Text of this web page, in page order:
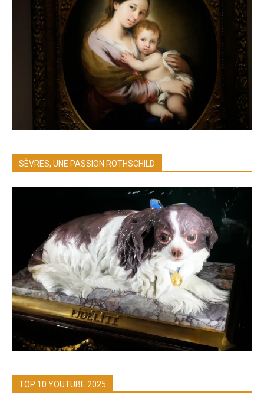
SÈVRES, UNE PASSION ROTHSCHILD
TOP 10 YOUTUBE 2025